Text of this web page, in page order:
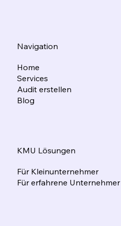
Navigation
Home
Services
Audit erstellen
Blog
KMU Lösungen
Für Kleinunternehmer
Für erfahrene Unternehmer